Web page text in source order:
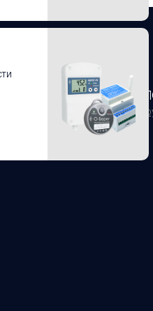
Документация и
Руководства и
Загрузки